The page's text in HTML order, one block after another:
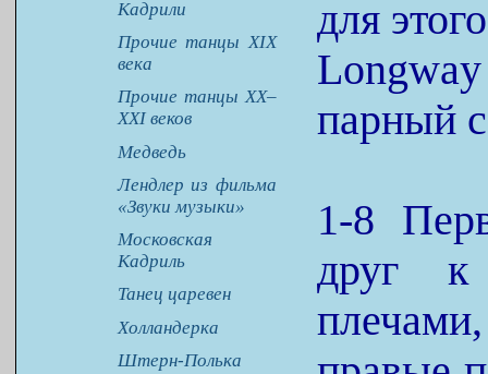
Кадрили
Прочие танцы XIX
века
Прочие танцы XX–
XXI веков
Медведь
Лендлер из фильма
«Звуки музыки»
Московская
Кадриль
Танец царевен
Холландерка
Штерн-Полька
для
парный
1-8
друг к